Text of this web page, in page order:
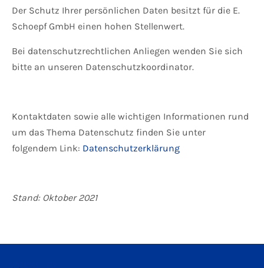
Der Schutz Ihrer persönlichen Daten besitzt für die E.
Schoepf GmbH einen hohen Stellenwert.
Bei datenschutzrechtlichen Anliegen wenden Sie sich
bitte an unseren Datenschutzkoordinator.
Kontaktdaten sowie alle wichtigen Informationen rund
um das Thema Datenschutz finden Sie unter
folgendem Link: Datenschutzerklärung
Stand: Oktober 2021